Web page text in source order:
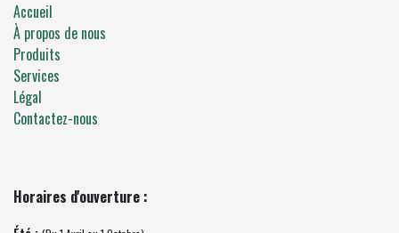
Accueil
À propos de nous
Produits
Services
Légal
Contactez-nous
Horaires d'ouverture :